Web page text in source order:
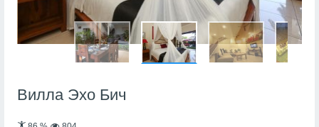
Вилла Эхо Бич